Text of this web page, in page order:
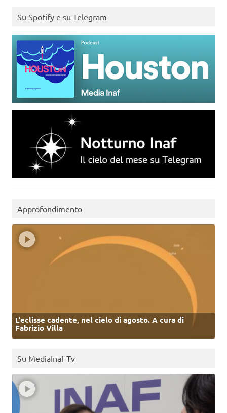
Su Spotify e su Telegram
Approfondimento
L’eclisse cadente, nel cielo di agosto. A cura di
Fabrizio Villa
Su MediaInaf Tv